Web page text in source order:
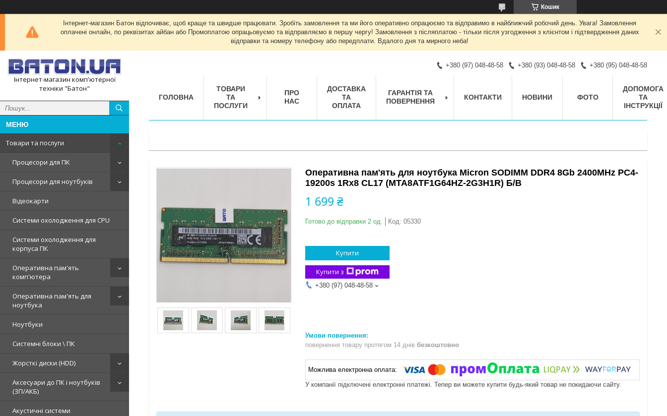
Кошик
Інтернет-магазин Батон відпочиває, щоб краще та швидше працювати. Зробіть замовлення та ми його оперативно опрацюємо та відправимо в найближчий робочий день. Увага! Замовлення
оплачені онлайн, по реквізитах айбан або Промоплатою опрацьовуємо та відправляємо в першу чергу! Замовлення з післяплатою - тільки після узгодження з клієнтом і підтвердження даних
відправки та номеру телефону або передплати. Вдалого дня та мирного неба!
Інтернет-магазин комп'ютерної
техніки "Батон"
Товари та послуги
Процесори для ПК
Процесори для ноутбуків
Відеокарти
Системи охолодження для CPU
Системи охолодження для
корпуса ПК
Оперативна пам'ять
комп'ютера
Оперативна пам'ять для
ноутбука
Ноутбуки
Системні блоки \ ПК
Жорсткі диски (HDD)
Аксесуари до ПК і ноутбуків
(ЗП/АКБ)
Акустичні системи
+380 (97) 048-48-58 +380 (93) 048-48-58 +380 (95) 048-48-58
ГОЛОВНА
ТОВАРИ
ТА
ПОСЛУГИ
ПРО
НАС
ДОСТАВКА
ТА
ОПЛАТА
ГАРАНТІЯ ТА
ПОВЕРНЕННЯ
КОНТАКТИ НОВИНИ ФОТО
ДОПОМОГА
ТА
ІНСТРУКЦІЇ
Оперативна пам'ять для ноутбука Micron SODIMM DDR4 8Gb 2400MHz PC4-
19200s 1Rx8 CL17 (MTA8ATF1G64HZ-2G3H1R) Б/В
1 699 ₴
Готово до відправки 2 од. Код: 05330
Купити
Купити з
+380 (97) 048-48-58
повернення товару протягом 14 днів безкоштовно
У компанії підключені електронні платежі. Тепер ви можете купити будь-який товар не покидаючи сайту.